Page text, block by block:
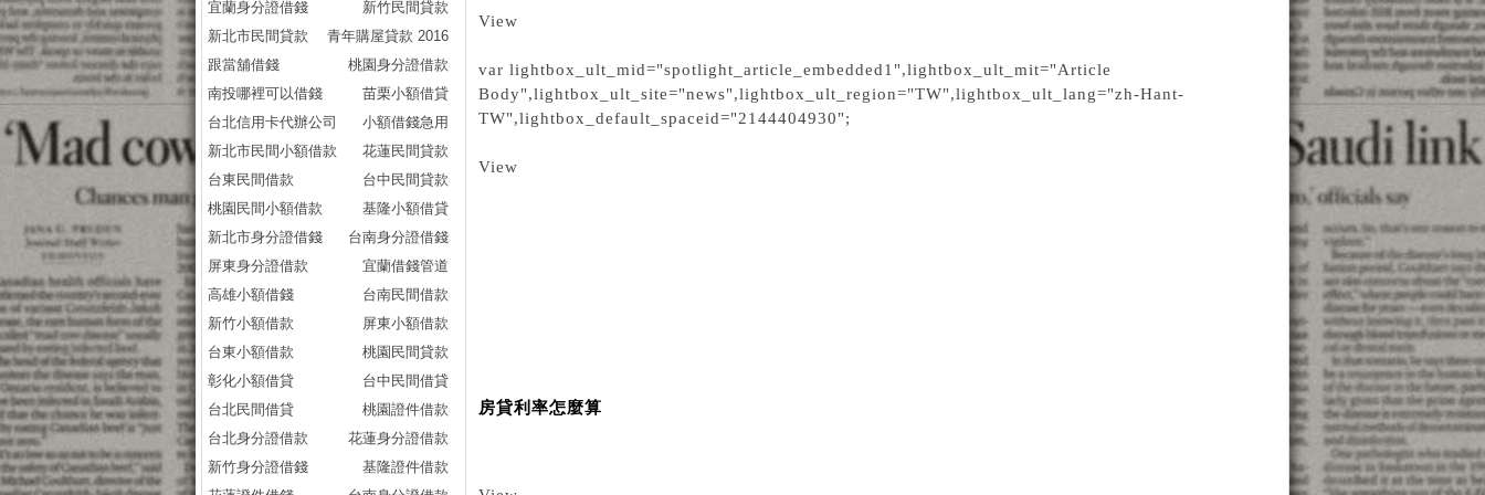
View
var lightbox_ult_mid="spotlight_article_embedded1",lightbox_ult_mit="Article
Body",lightbox_ult_site="news",lightbox_ult_region="TW",lightbox_ult_lang="zh-Hant-
TW",lightbox_default_spaceid="2144404930";
View
房貸利率怎麼算
宜蘭身分證借錢
新竹民間貸款
新北市民間貸款
青年購屋貸款 2016
跟當舖借錢
桃園身分證借款
南投哪裡可以借錢
苗栗小額借貸
台北信用卡代辦公司
小額借錢急用
新北市民間小額借款
花蓮民間貸款
台東民間借款
台中民間貸款
桃園民間小額借款
基隆小額借貸
新北市身分證借錢
台南身分證借錢
屏東身分證借款
宜蘭借錢管道
高雄小額借錢
台南民間借款
新竹小額借款
屏東小額借款
台東小額借款
桃園民間貸款
彰化小額借貸
台中民間借貸
台北民間借貸
桃園證件借款
台北身分證借款
花蓮身分證借款
新竹身分證借錢
基隆證件借款